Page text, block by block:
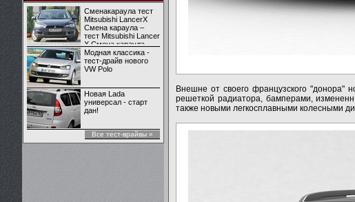
Сменакараула тест
Mitsubishi LancerX
Смена караула –
тест Mitsubishi Lancer
X Смена караула –
тест Mitsubishi Lancer
X
Модная классика -
тест-драйв нового
VW Polo
Новая Lada
универсал - старт
дан!
Все тест-врайвы »
Внешне от своего французского "донора"
решеткой радиатора, бамперами,
также новыми легкосплавными колесными